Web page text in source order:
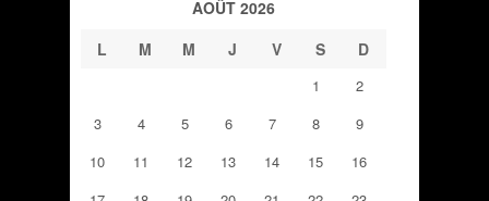
AOÛT 2026
L
M M J V S D
1
2
3
4 5 6 7 8
9
10
11 12 13 14 15
16